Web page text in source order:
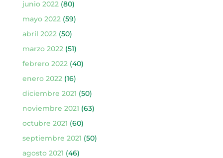
junio 2022 (80)
mayo 2022 (59)
abril 2022 (50)
marzo 2022 (51)
febrero 2022 (40)
enero 2022 (16)
diciembre 2021 (50)
noviembre 2021 (63)
octubre 2021 (60)
septiembre 2021 (50)
agosto 2021 (46)